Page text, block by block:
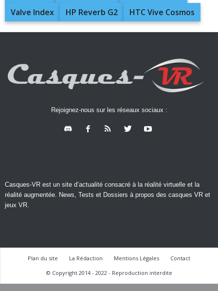
Valve Index
HP Reverb G2 HTC Vive Cosmos
Rejoignez-nous sur les réseaux sociaux :
Casques-VR est un site d’actualité consacré à la réalité virtuelle et la
réalité augmentée. News, Tests et Dossiers à propos des casques VR et
jeux VR.
Plan du site La Rédaction Mentions Légales
Contact
© Copyright 2014 - 2022 - Reproduction interdite